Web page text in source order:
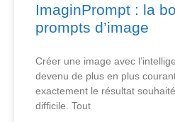
ImaginPrompt : la
prompts d’image
Créer une image avec
devenu de plus en plus
exactement le résultat
difficile. Tout